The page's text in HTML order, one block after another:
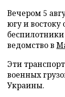
Вечером 5
югу и востоку
беспилотники
ведомство в
Эти
военных
Украины.